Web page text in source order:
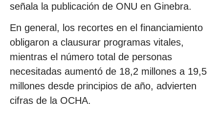
señala la publicación de ONU en Ginebra.
En general, los recortes en el financiamiento
obligaron a clausurar programas vitales,
mientras el número total de personas
necesitadas aumentó de 18,2 millones a 19,5
millones desde principios de año, advierten
cifras de la OCHA.